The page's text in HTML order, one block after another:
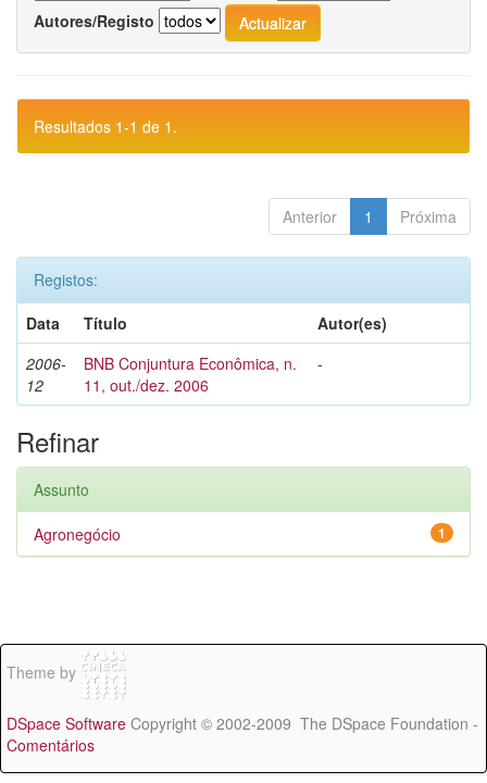
Autores/Registo
Resultados 1-1 de 1.
Anterior 1 Próxima
Registos:
Data
Título
Autor(es)
2006-
12
BNB Conjuntura Econômica, n.
11, out./dez. 2006
-
Refinar
Assunto
1
Agronegócio
Theme by
DSpace Software Copyright © 2002-2009 The DSpace Foundation -
Comentários